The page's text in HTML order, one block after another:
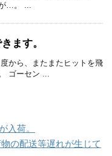
…。 ...
ます。
から、またまたヒットを飛
ゴーセン ...
入荷。
の配送等遅れが生じて